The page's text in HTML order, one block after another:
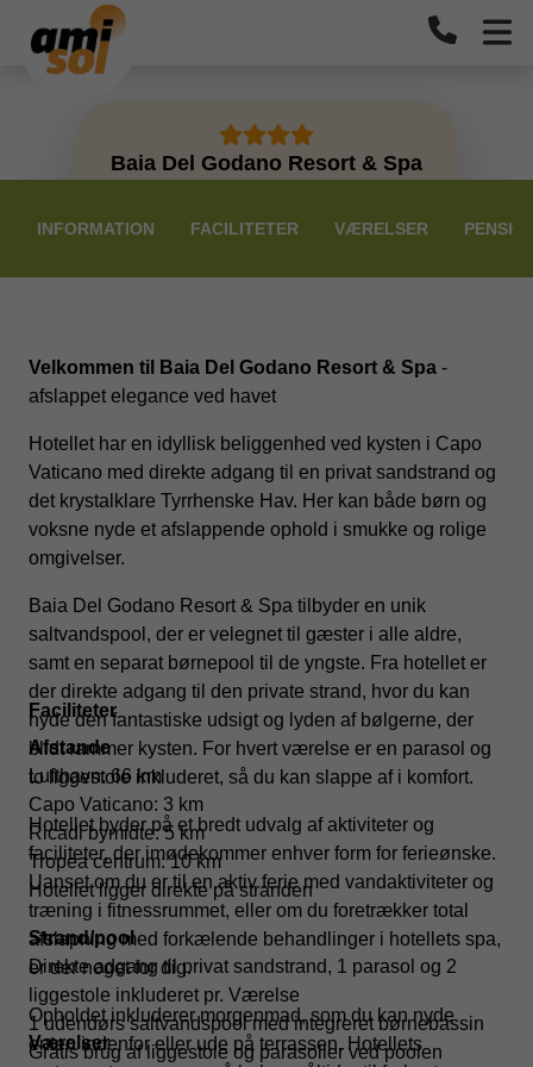
Baia Del Godano Resort & Spa
INFORMATION FACILITETER VÆRELSER
Velkommen til Baia Del Godano Resort & Spa -
afslappet elegance ved havet
Hotellet har en idyllisk beliggenhed ved kysten i Capo
Vaticano med direkte adgang til en privat sandstrand og
det krystalklare Tyrrhenske Hav. Her kan både børn og
voksne nyde et afslappende ophold i smukke og rolige
omgivelser.
Baia Del Godano Resort & Spa tilbyder en unik
saltvandspool, der er velegnet til gæster i alle aldre,
samt en separat børnepool til de yngste. Fra hotellet er
der direkte adgang til den private strand, hvor du kan
nyde den fantastiske udsigt og lyden af bølgerne, der
blidt rammer kysten. For hvert værelse er en parasol og
to liggestole inkluderet, så du kan slappe af i komfort.
Hotellet byder på et bredt udvalg af aktiviteter og
faciliteter, der imødekommer enhver form for ferieønske.
Uanset om du er til en aktiv ferie med vandaktiviteter og
træning i fitnessrummet, eller om du foretrækker total
afslapning med forkælende behandlinger i hotellets spa,
er der noget for dig.
Opholdet inkluderer morgenmad, som du kan nyde
enten indenfor eller ude på terrassen. Hotellets
Faciliteter
Afstande
Lufthavn: 66 km
Capo Vaticano: 3 km
Ricadi bymidte: 5 km
Tropea centrum: 10 km
Hotellet ligger direkte på stranden
Strand/pool
Direkte adgang til privat sandstrand, 1 parasol og 2
liggestole inkluderet pr. Værelse
1 udendørs saltvandspool med integreret børnebassin
Gratis brug af liggestole og parasoller ved poolen
Værelser